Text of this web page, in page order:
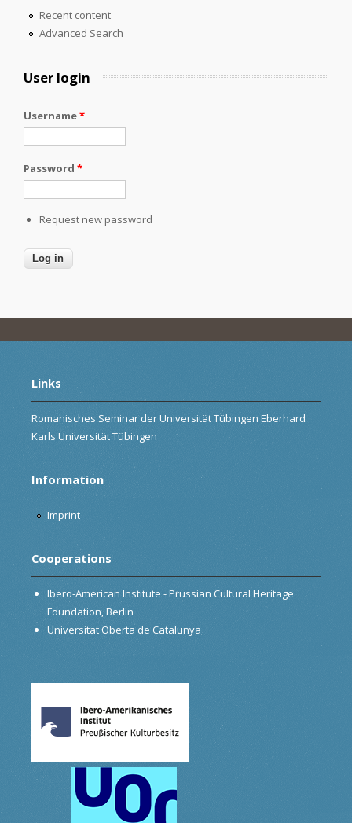
Recent content
Advanced Search
User login
Username*
Password *
Request new password
Links
Romanisches Seminar der Universität Tübingen Eberhard
Karls Universität Tübingen
Information
Imprint
Cooperations
Ibero-American Institute - Prussian Cultural Heritage
Foundation, Berlin
Universitat Oberta de Catalunya